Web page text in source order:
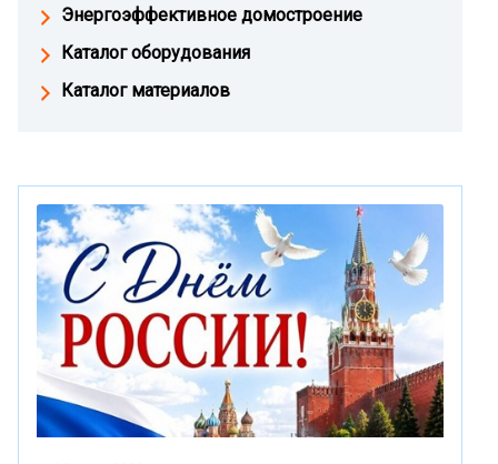
Энергоэффективное домостроение
Каталог оборудования
Каталог материалов